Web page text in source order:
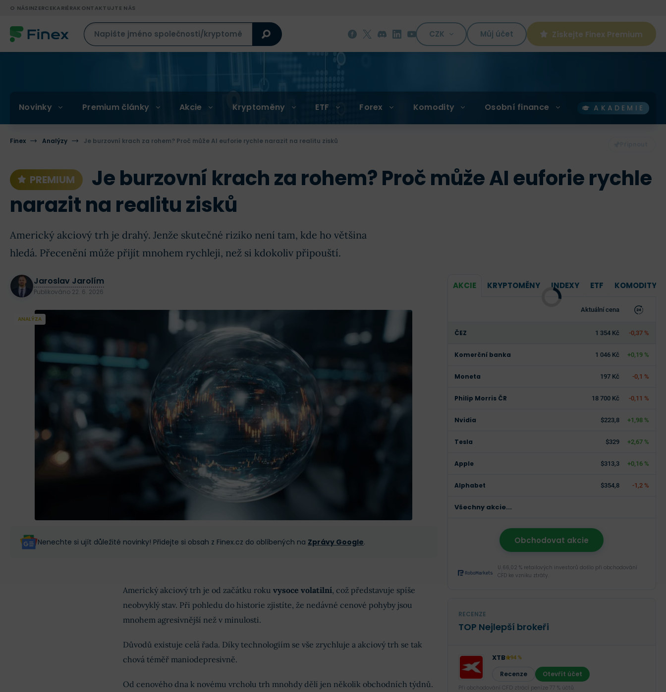
O NÁSINZERCEKARIÉRAKONTAKTUJTE NÁS
CZK Můj účet Získejte Finex Premium
Novinky Premium články Akcie Kryptoměny ETF Forex Komodity Osobní finance AKADEMIE
Finex Analýzy Je burzovní krach za rohem? Proč může AI euforie rychle narazit na realitu zisků
PREMIUM
Je burzovní krach za rohem? Proč může AI euforie rychle
narazit na realitu zisků
Americký akciový trh je drahý. Jenže skutečné riziko není tam, kde ho většina
hledá. Přecenění může přijít mnohem rychleji, než si kdokoliv připouští.
Jaroslav Jarolím
Publikováno 22. 6. 2026
ANALÝZA
Nenechte si ujít důležité novinky! Přidejte si obsah z Finex.cz do oblíbených na Zprávy Google.
Americký akciový trh je od začátku roku vysoce volatilní, což představuje spíše
neobvyklý stav. Při pohledu do historie zjistíte, že nedávné cenové pohyby jsou
mnohem agresivnější než v minulosti.
Důvodů existuje celá řada. Díky technologiím se vše zrychluje a akciový trh se tak
chová téměř maniodepresivně.
Od cenového dna k novému vrcholu trh mnohdy dělí jen několik obchodních týdnů.
AKCIE KRYPTOMĚNY INDEXY ETF KOMODITY
Aktuální cena
ČEZ 1 354 Kč -0,37 %
Komerční banka 1 046 Kč +0,19 %
Moneta 197 Kč -0,1 %
Philip Morris ČR 18 700 Kč -0,11 %
Nvidia $223,8 +1,98 %
Tesla $329 +2,67 %
Apple $313,3 +0,16 %
Alphabet $354,8 -1,2 %
Všechny akcie...
Obchodovat akcie
U 66,02 % retailových investorů došlo při obchodování
CFD ke vzniku ztráty.
RECENZE
TOP Nejlepší brokeři
XTB 94 %
Recenze Otevřít účet
Při obchodování CFD ztrácí peníze 77 % účtů.